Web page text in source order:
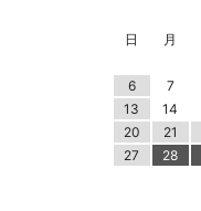
日
月
6
7
13
14
20
21
27
28